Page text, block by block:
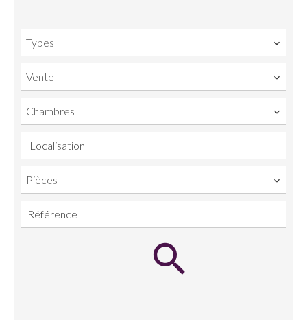
Types
Vente
Chambres
Localisation
Pièces